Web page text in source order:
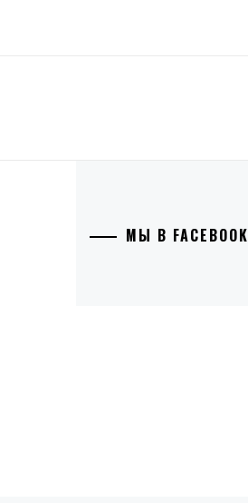
МЫ В FACEBOOK